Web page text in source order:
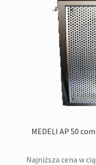
MEDELI AP 50
Najniższa cena w